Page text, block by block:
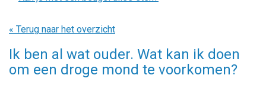
« Terug naar het overzicht
Ik ben al wat ouder. Wat kan ik doen
om een droge mond te voorkomen?